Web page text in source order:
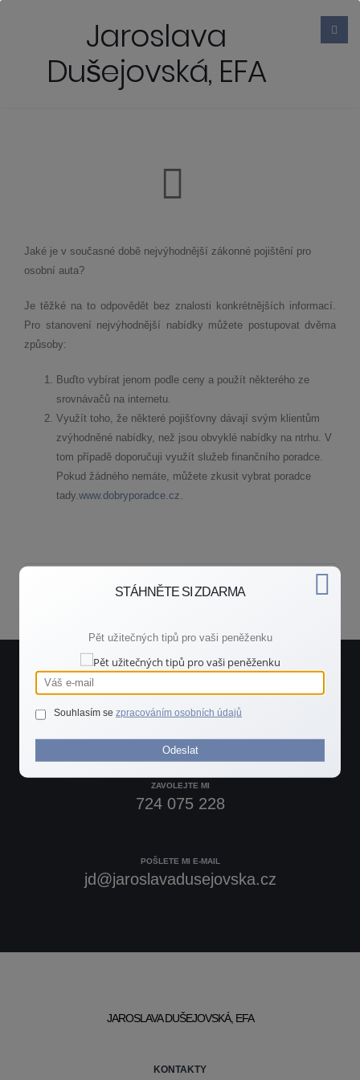
Jaroslava
Dušejovská, EFA
Jaké je v současné době nejvýhodnější zákonné pojištění pro
osobní auta?
Je těžké na to odpovědět bez znalosti konkrétnějších informací.
Pro stanovení nejvýhodnější nabídky můžete postupovat dvěma
způsoby:
Buďto vybírat jenom podle ceny a použít některého ze
srovnávačů na internetu.
Využít toho, že některé pojišťovny dávají svým klientům
zvýhodněné nabídky, než jsou obvyklé nabídky na ntrhu. V
tom případě doporučuji využít služeb finančního poradce.
Pokud žádného nemáte, můžete zkusit vybrat poradce
tady.www.dobryporadce.cz.
Potřebujete rychlou radu?
Spojte se se mnou.
ZAVOLEJTE MI
724 075 228
POŠLETE MI E-MAIL
jd@jaroslavadusejovska.cz
JAROSLAVA DUŠEJOVSKÁ, EFA
KONTAKTY
STÁHNĚTE SI ZDARMA
Pět užitečných tipů pro vaši peněženku
Souhlasím se zpracováním osobních údajů
Odeslat